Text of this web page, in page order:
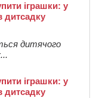
іграшки: у
дитсадку
дитячого
іграшки: у
дитсадку